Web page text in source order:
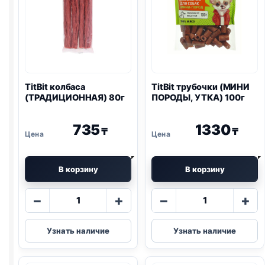
TitBit колбаса
(ТРАДИЦИОННАЯ) 80г
735₸
В корзину
−
Количество
TitBit
колбаса
(ТРАДИЦИОННАЯ)
+
Узнать наличие
TitBit трубочки (МИНИ
ПОРОДЫ, УТКА) 100г
1330₸
В корзину
−
Количество
TitBit
трубочки
(МИНИ
+
Узнать наличие